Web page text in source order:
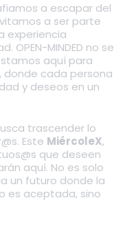
a escapar del
a ser parte
experiencia
OPEN-MINDED no se
aquí para
cada persona
y deseos en un
trascender lo
Este MiércoleX,
que deseen
aquí. No es solo
un futuro donde la
es aceptada, sino